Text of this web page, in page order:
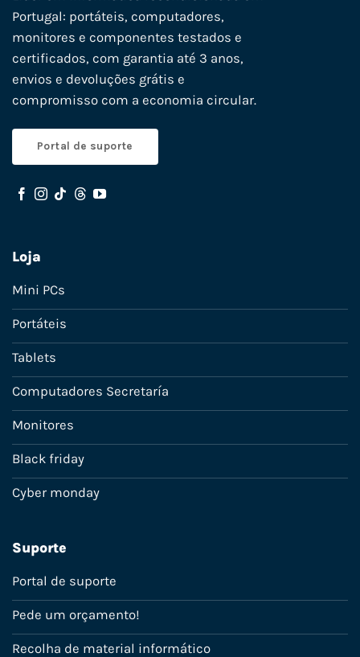
Portugal: portáteis, computadores,
monitores e componentes testados e
certificados, com garantia até 3 anos,
envios e devoluções grátis e
compromisso com a economia circular.
Portal de suporte
Loja
Mini PCs
Portáteis
Tablets
Computadores Secretaría
Monitores
Black friday
Cyber monday
Suporte
Portal de suporte
Pede um orçamento!
Recolha de material informático